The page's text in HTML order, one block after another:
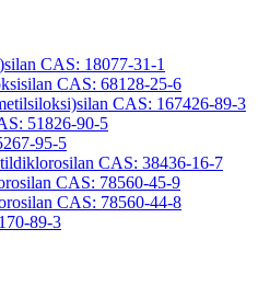
CAS: 18077-31-1
CAS: 68128-25-6
CAS: 167426-89-3
51826-90-5
95-5
CAS: 38436-16-7
CAS: 78560-45-9
CAS: 78560-44-8
89-3